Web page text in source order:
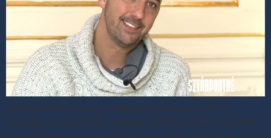
Dobrády Ákos szép új világa mostanában sok új
dologgal gyarapodott, többek között a Gatti di Amalfi